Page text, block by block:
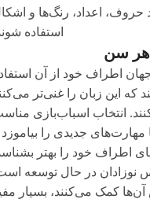
حروف، اعداد، رنگ‌ها و
استفاده
هر سن
اطراف خود از آن
که این زبان را غنی‌تر
انتخاب اسباب‌بازی
جدیدی را
اطراف خود را بهتر
نوزادان در حال توسعه
کمک می‌کنند، بسیار